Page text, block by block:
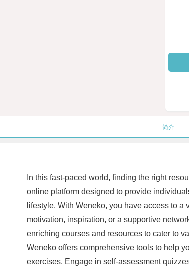
简介
In this fast-paced world, finding the right
online platform designed to provide
lifestyle. With Weneko, you have access to
motivation, inspiration, or a supportive
enriching courses and resources to cater to
Weneko offers comprehensive tools to help
exercises. Engage in self-assessment